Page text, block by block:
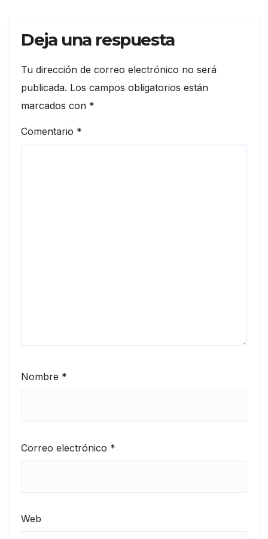
Deja una respuesta
Tu dirección de correo electrónico no será
publicada. Los campos obligatorios están
marcados con *
Comentario *
Nombre *
Correo electrónico *
Web